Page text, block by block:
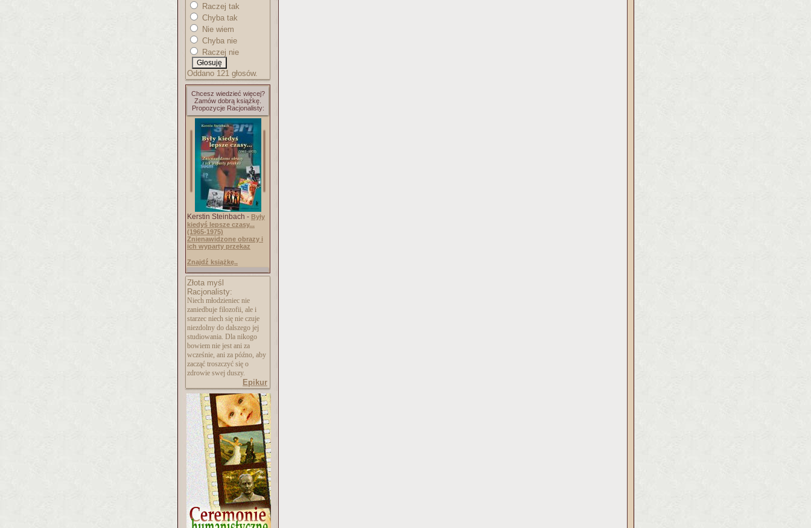
Raczej tak
Chyba tak
Nie wiem
Chyba nie
Raczej nie
Oddano 121 głosów.
Chcesz wiedzieć więcej?
Zamów dobrą książkę.
Propozycje Racjonalisty:
Kerstin Steinbach - Były
kiedyś lepsze czasy...
(1965-1975)
Znienawidzone obrazy i
ich wyparty przekaz
Znajdź książkę..
Złota myśl
Racjonalisty:
Niech młodzieniec nie
zaniedbuje filozofii, ale i
starzec niech się nie czuje
niezdolny do dalszego jej
studiowania. Dla nikogo
bowiem nie jest ani za
wcześnie, ani za późno, aby
zacząć troszczyć się o
zdrowie swej duszy.
Epikur